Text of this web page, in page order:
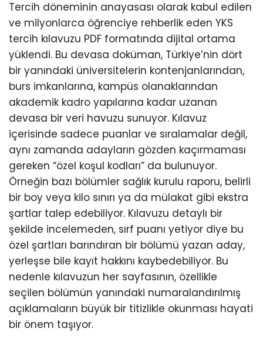
Tercih döneminin anayasası olarak kabul edilen
ve milyonlarca öğrenciye rehberlik eden YKS
tercih kılavuzu PDF formatında dijital ortama
yüklendi. Bu devasa doküman, Türkiye’nin dört
bir yanındaki üniversitelerin kontenjanlarından,
burs imkanlarına, kampüs olanaklarından
akademik kadro yapılarına kadar uzanan
devasa bir veri havuzu sunuyor. Kılavuz
içerisinde sadece puanlar ve sıralamalar değil,
aynı zamanda adayların gözden kaçırmaması
gereken “özel koşul kodları” da bulunuyor.
Örneğin bazı bölümler sağlık kurulu raporu, belirli
bir boy veya kilo sınırı ya da mülakat gibi ekstra
şartlar talep edebiliyor. Kılavuzu detaylı bir
şekilde incelemeden, sırf puanı yetiyor diye bu
özel şartları barındıran bir bölümü yazan aday,
yerleşse bile kayıt hakkını kaybedebiliyor. Bu
nedenle kılavuzun her sayfasının, özellikle
seçilen bölümün yanındaki numaralandırılmış
açıklamaların büyük bir titizlikle okunması hayati
bir önem taşıyor.